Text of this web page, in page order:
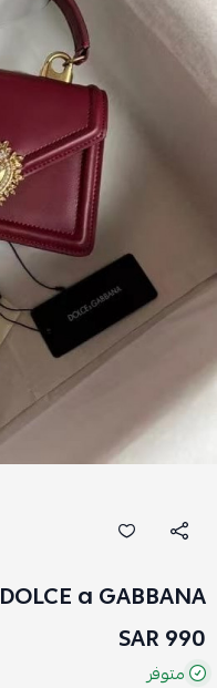
DOLCE a GABBANA
990 SAR
متوفر